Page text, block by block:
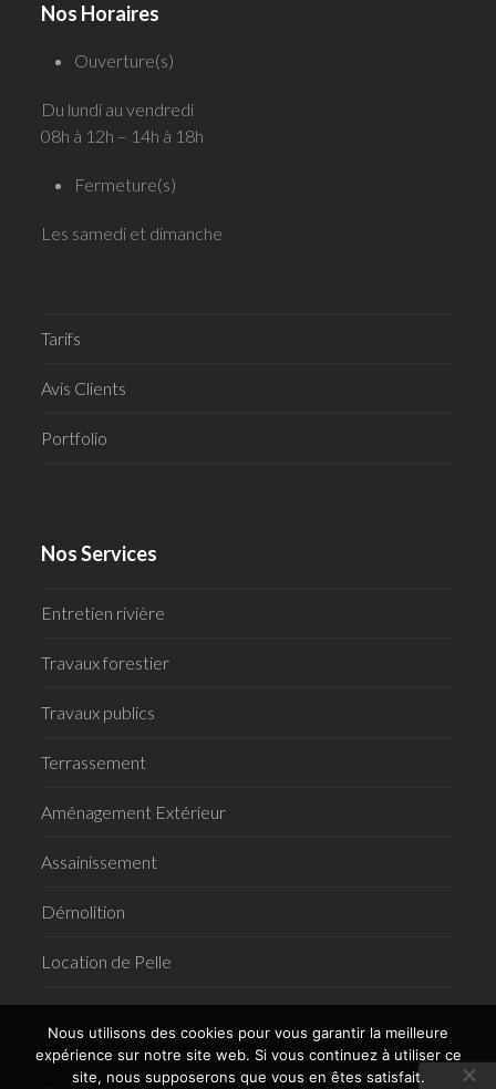
Nos Horaires
Ouverture(s)
Du lundi au vendredi
08h à 12h – 14h à 18h
Fermeture(s)
Les samedi et dimanche
Tarifs
Avis Clients
Portfolio
Nos Services
Entretien rivière
Travaux forestier
Travaux publics
Terrassement
Aménagement Extérieur
Assainissement
Démolition
Location de Pelle
Nous utilisons des cookies pour vous garantir la meilleure
expérience sur notre site web. Si vous continuez à utiliser ce
site, nous supposerons que vous en êtes satisfait.